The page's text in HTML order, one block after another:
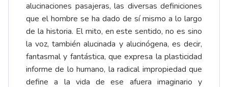
alucinaciones pasajeras, las diversas definiciones
que el hombre se ha dado de sí mismo a lo largo
de la historia. El mito, en este sentido, no es sino
la voz, también alucinada y alucinógena, es decir,
fantasmal y fantástica, que expresa la plasticidad
informe de lo humano, la radical impropiedad que
define a la vida de ese afuera imaginario y